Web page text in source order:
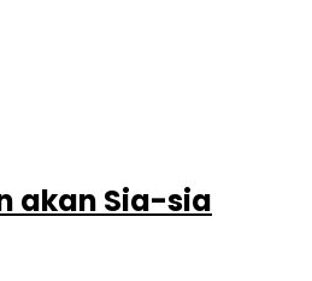
akan Sia-sia